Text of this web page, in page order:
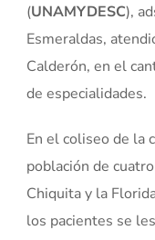
(UNAMYDESC),
Esmeraldas,
Calderón, en el
de especialidades.
En el coliseo de la
población de
Chiquita y la
los pacientes se